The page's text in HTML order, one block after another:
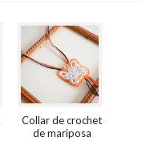
Collar de crochet
de mariposa